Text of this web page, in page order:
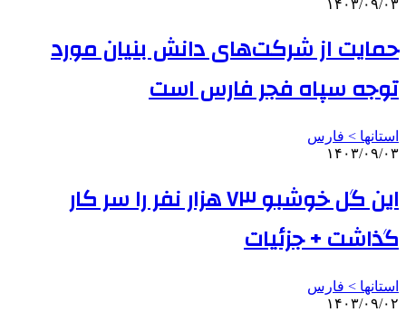
۱۴۰۳/۰۹/۰۳
حمایت از شرکت‌های دانش بنیان مورد
توجه سپاه فجر فارس است
استانها > فارس
۱۴۰۳/۰۹/۰۳
این گل خوشبو ۷۳ هزار نفر را سر کار
گذاشت + جزئیات
استانها > فارس
۱۴۰۳/۰۹/۰۲